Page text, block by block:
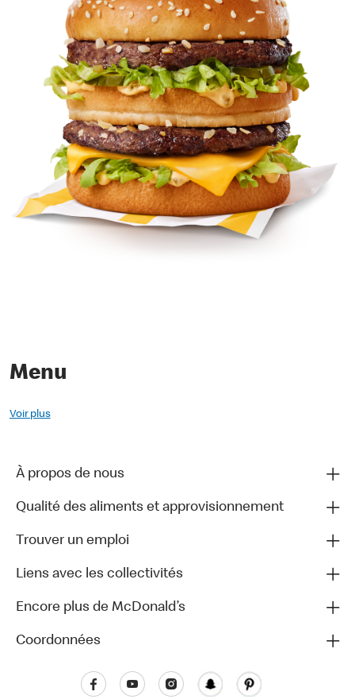
Menu
Voir plus
À propos de nous
Qualité des aliments et approvisionnement
Trouver un emploi
Liens avec les collectivités
Encore plus de McDonald’s
Coordonnées